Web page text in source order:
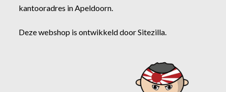
kantooradres in Apeldoorn.
Deze webshop is ontwikkeld doorSitezilla.